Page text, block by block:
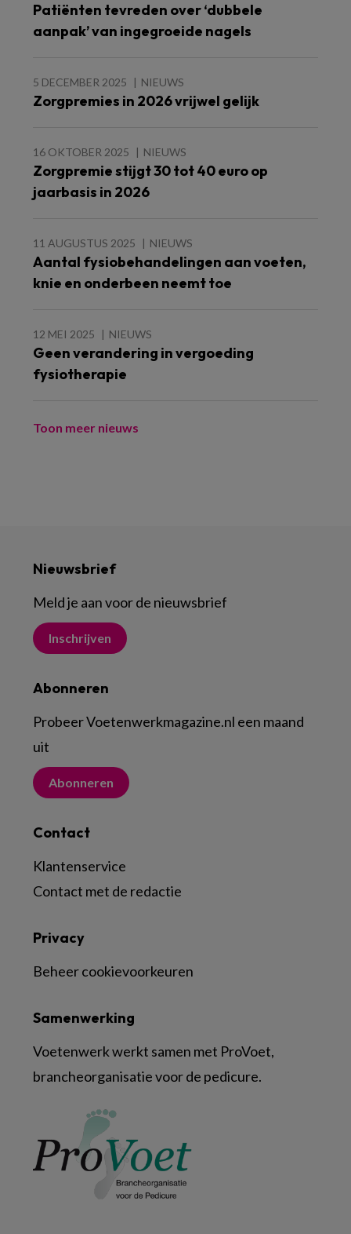
Patiënten tevreden over ‘dubbele
aanpak’ van ingegroeide nagels
5 DECEMBER 2025 NIEUWS
Zorgpremies in 2026 vrijwel gelijk
16 OKTOBER 2025 NIEUWS
Zorgpremie stijgt 30 tot 40 euro op
jaarbasis in 2026
11 AUGUSTUS 2025 NIEUWS
Aantal fysiobehandelingen aan voeten,
knie en onderbeen neemt toe
12 MEI 2025 NIEUWS
Geen verandering in vergoeding
fysiotherapie
Toon meer nieuws
Nieuwsbrief
Meld je aan voor de nieuwsbrief
Inschrijven
Abonneren
Probeer Voetenwerkmagazine.nl een maand
uit
Abonneren
Contact
Klantenservice
Contact met de redactie
Samenwerking
Voetenwerk werkt samen met ProVoet,
brancheorganisatie voor de pedicure.
Privacy
Beheer cookievoorkeuren